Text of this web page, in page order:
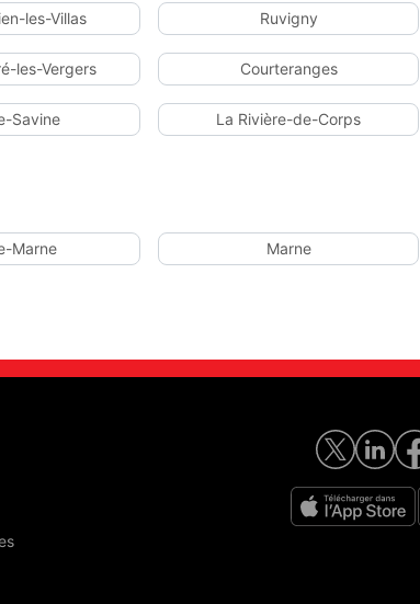
les-Villas Ruvigny
les-Vergers Courteranges
Savine La Rivière-de-Corps
Marne Marne